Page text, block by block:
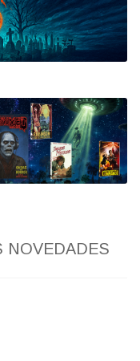
NOVEDADES